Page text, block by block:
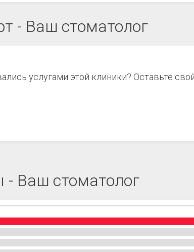
- Ваш стоматолог
услугами этой клиники? Оставьте
- Ваш стоматолог